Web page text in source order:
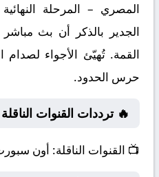
المصري – المرحلة
الجدير بالذكر أن بث
القمة. تُهيّئ الأجواء لصدام
حرس الحدود.
🔥 ترددات القنوات
📺 القنوات الناقلة: أون